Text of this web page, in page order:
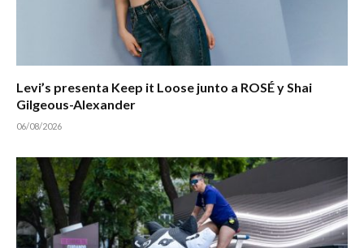
Levi’s presenta Keep it Loose junto a ROSÉ y Shai
Gilgeous-Alexander
06/08/2026